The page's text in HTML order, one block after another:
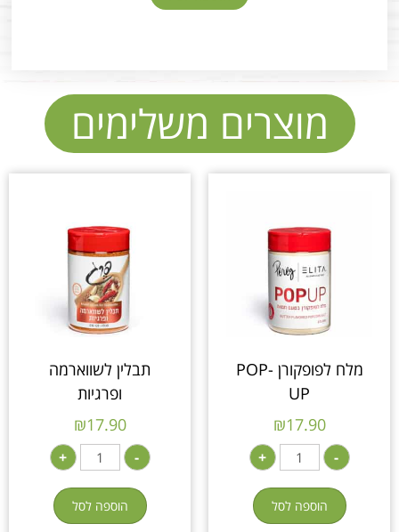
מוצרים משלימים
מלח לפופקורן POP-
UP
₪17.90
-
+
הוספה לסל
תבלין לשווארמה
ופרגיות
₪17.90
-
+
הוספה לסל